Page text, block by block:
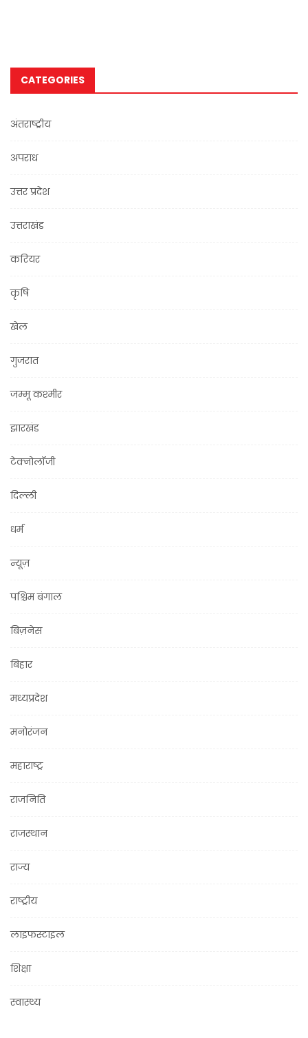
CATEGORIES
अंतराष्ट्रीय
अपराध
उत्तर प्रदेश
उत्तराखंड
करियर
कृषि
खेल
गुजरात
जम्मू कश्मीर
झारखंड
टेक्नोलॉजी
दिल्ली
धर्म
न्यूज़
पश्चिम बंगाल
बिज़नेस
बिहार
मध्यप्रदेश
मनोरंजन
महाराष्ट्र
राजनिति
राजस्थान
राज्य
राष्ट्रीय
लाइफस्टाइल
शिक्षा
स्वास्थ्य